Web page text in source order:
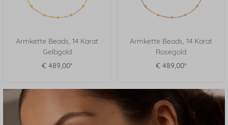
Armkette Beads, 14 Karat
Gelbgold
€ 489,00*
Armkette Beads, 14 Karat
Rosegold
€ 489,00*